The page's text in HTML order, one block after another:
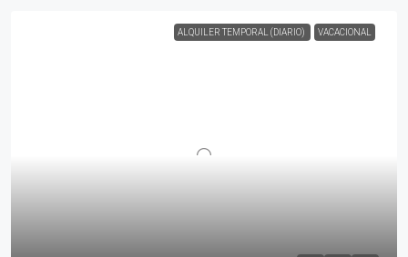
ALQUILER TEMPORAL (DIARIO) VACACIONAL